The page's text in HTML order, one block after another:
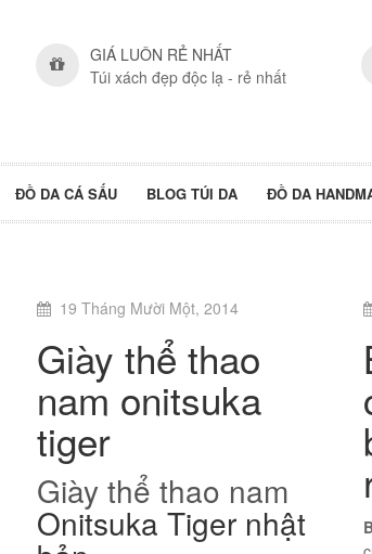
GIÁ LUÔN RẺ NHẤT
Túi xách đẹp độc lạ - rẻ nhất
ĐỒ DA CÁ SẤU BLOG TÚI DA ĐỒ DA
19 Tháng Mười Một, 2014
Giày thể thao
nam onitsuka
tiger
Giày thể thao nam
Onitsuka Tiger nhật